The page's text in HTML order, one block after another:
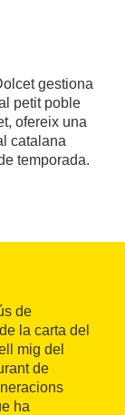
gestiona
petit poble
ofereix una
catalana
temporada.
de
la carta del
mig del
de
ha